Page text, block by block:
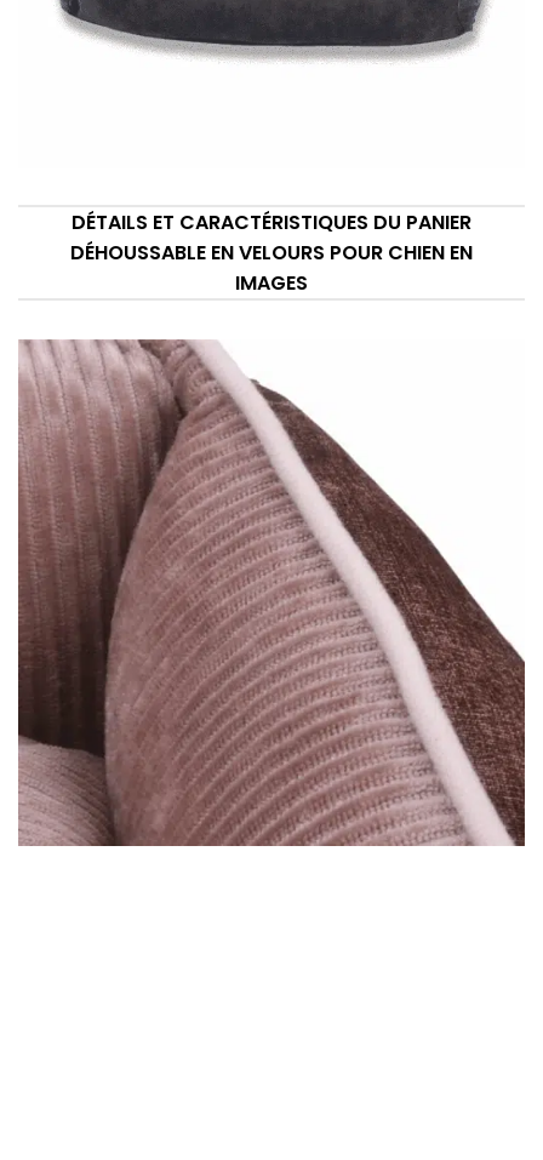
DÉTAILS ET CARACTÉRISTIQUES DU PANIER
DÉHOUSSABLE EN VELOURS POUR CHIEN EN
IMAGES